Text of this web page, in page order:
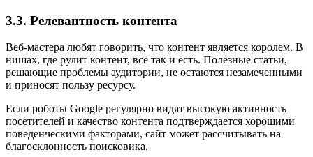
3.3. Релевантность контента
Веб-мастера любят говорить, что контент является королем. В
нишах, где рулит контент, все так и есть. Полезные статьи,
решающие проблемы аудитории, не остаются незамеченными
и приносят пользу ресурсу.
Если роботы Google регулярно видят высокую активность
посетителей и качество контента подтверждается хорошими
поведенческими факторами, сайт может рассчитывать на
благосклонность поисковика.